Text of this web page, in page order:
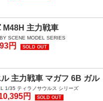
M48H 主力戦車
SCENE MODEL SERIES
円 SOLD OUT
主力戦車 マガフ 6B ガル
1/35 ティラノサウルス シリーズ
円 SOLD OUT